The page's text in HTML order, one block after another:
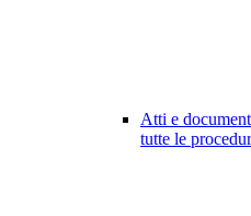
Atti e
tutte le